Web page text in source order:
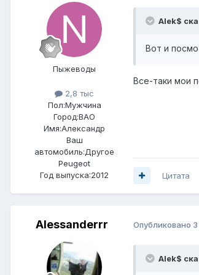
Пыжеводы
2,8 тыс
Пол:Мужчина
Город:ВАО
Имя:Александр
Ваш
автомобиль:Другое
Peugeot
Год выпуска:2012
Alek$
Вот и
Все-таки мои
Цитата
Alessanderrr Опубликовано
Alek$